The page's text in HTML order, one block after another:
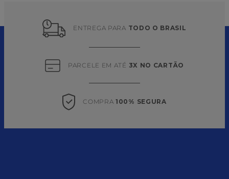
ENTREGA PARA TODO O BRASIL
PARCELE EM ATÉ 3X NO CARTÃO
COMPRA 100% SEGURA